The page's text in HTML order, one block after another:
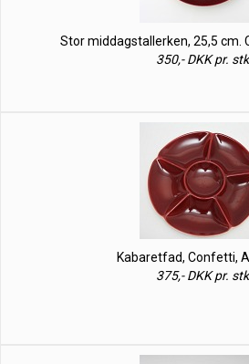
Stor middagstallerken, 25,5 cm.
350,- DKK pr.
Kabaretfad, Confetti,
375,- DKK pr.